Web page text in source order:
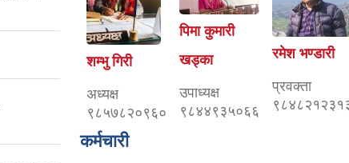
शम्भु गिरी
अध्यक्ष
९८५७८२०९६०
पिमा कुमारी
खड्का
उपाध्यक्ष
९८४४९३५०६६
रमेश भण्डारी
प्रवक्ता
कर्मचारी